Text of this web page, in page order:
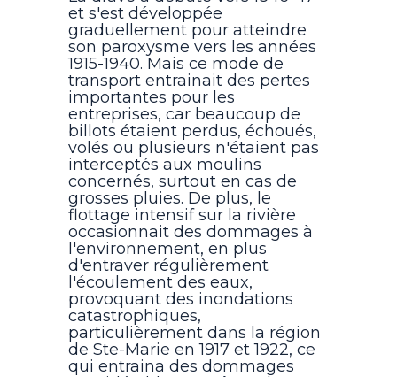
et s'est développée
graduellement pour atteindre
son paroxysme vers les années
1915-1940. Mais ce mode de
transport entrainait des pertes
importantes pour les
entreprises, car beaucoup de
billots étaient perdus, échoués,
volés ou plusieurs n'étaient pas
interceptés aux moulins
concernés, surtout en cas de
grosses pluies. De plus, le
flottage intensif sur la rivière
occasionnait des dommages à
l'environnement, en plus
d'entraver régulièrement
l'écoulement des eaux,
provoquant des inondations
catastrophiques,
particulièrement dans la région
de Ste-Marie en 1917 et 1922, ce
qui entraina des dommages